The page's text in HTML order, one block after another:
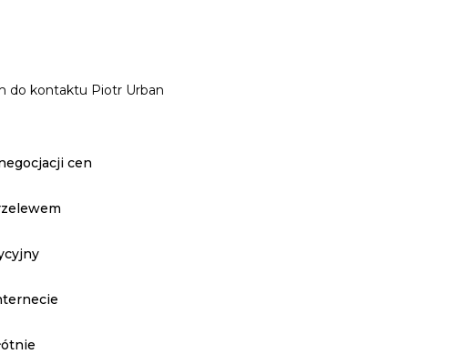
do kontaktu Piotr Urban
cen